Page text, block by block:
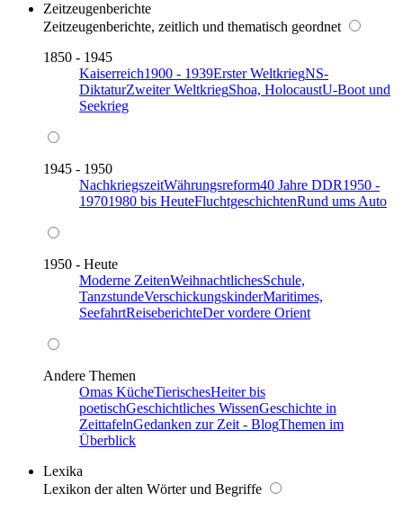
Zeitzeugenberichte
Zeitzeugenberichte, zeitlich und thematisch geordnet
1850 - 1945
Kaiserreich1900 - 1939Erster WeltkriegNS-
DiktaturZweiter WeltkriegShoa, HolocaustU-Boot und
Seekrieg
1945 - 1950
NachkriegszeitWährungsreform40 Jahre DDR1950 -
19701980 bis HeuteFluchtgeschichtenRund ums Auto
1950 - Heute
Moderne ZeitenWeihnachtlichesSchule,
TanzstundeVerschickungskinderMaritimes,
SeefahrtReiseberichteDer vordere Orient
Andere Themen
Omas KücheTierischesHeiter bis
poetischGeschichtliches WissenGeschichte in
ZeittafelnGedanken zur Zeit - BlogThemen im
Überblick
Lexika
Lexikon der alten Wörter und Begriffe